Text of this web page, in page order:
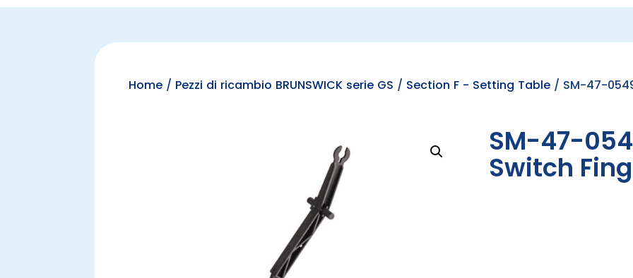
Home / Pezzi di ricambio BRUNSWICK serie GS / Section F - Setting Table / SM-47-
SM-47-
Switch